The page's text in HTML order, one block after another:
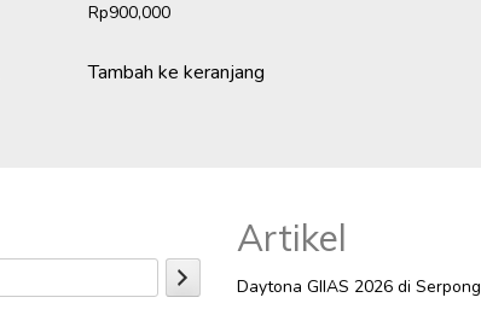
Rp900,000
Tambah ke keranjang
Artikel
Daytona GIIAS 2026 di Serpong